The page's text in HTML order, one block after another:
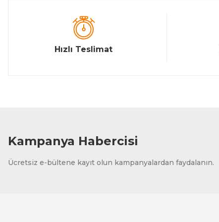
Hızlı Teslimat
Kampanya Habercisi
Ücretsiz e-bültene kayıt olun kampanyalardan faydalanın.